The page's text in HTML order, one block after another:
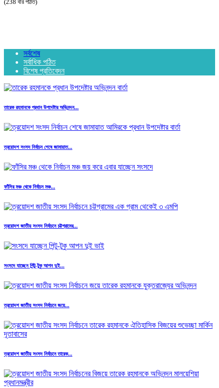
(238 বার পঠিত)
সর্বশেষ
সর্বাধিক পঠিত
বিশেষ প্রতিবেদন
তারেক রহমানকে প্রধান উপদেষ্টার অভিনন্দন...
ত্রয়োদশ সংসদ নির্বাচন শেষে জামায়াত...
ফাঁসির মঞ্চ থেকে নির্বাচন মঞ্চ...
ত্রয়োদশ জাতীয় সংসদ নির্বাচনে চট্টগ্রামের...
সংসদে যাচ্ছেন পিন্টু-টুকু আপন দুই...
ত্রয়োদশ জাতীয় সংসদ নির্বাচনে জয়ে...
ত্রয়োদশ জাতীয় সংসদ নির্বাচনে তারেক...